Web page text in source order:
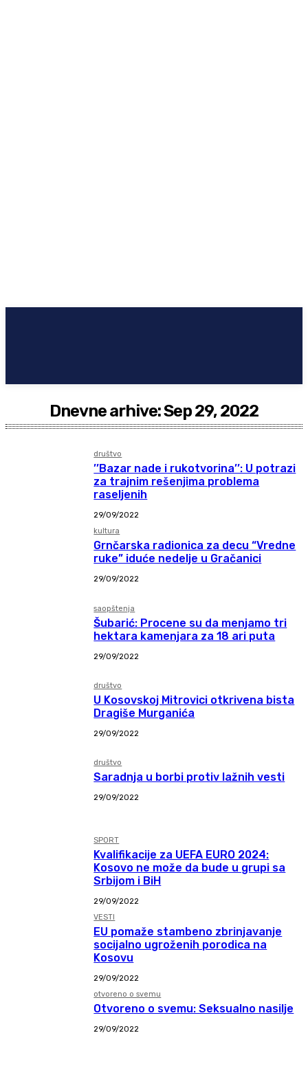
Dnevne arhive: Sep 29, 2022
društvo
’’Bazar nade i rukotvorina’’: U potrazi
za trajnim rešenjima problema
raseljenih
29/09/2022
kultura
Grnčarska radionica za decu “Vredne
ruke” iduće nedelje u Gračanici
29/09/2022
saopštenja
Šubarić: Procene su da menjamo tri
hektara kamenjara za 18 ari puta
29/09/2022
društvo
U Kosovskoj Mitrovici otkrivena bista
Dragiše Murganića
29/09/2022
društvo
Saradnja u borbi protiv lažnih vesti
29/09/2022
SPORT
Kvalifikacije za UEFA EURO 2024:
Kosovo ne može da bude u grupi sa
Srbijom i BiH
29/09/2022
VESTI
EU pomaže stambeno zbrinjavanje
socijalno ugroženih porodica na
Kosovu
29/09/2022
otvoreno o svemu
Otvoreno o svemu: Seksualno nasilje
29/09/2022